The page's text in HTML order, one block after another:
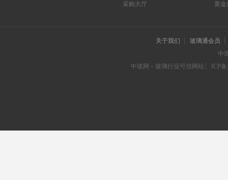
采购大厅
黄金
关于我们
玻璃通会员
中
中玻网－玻璃行业可信网站
ICP